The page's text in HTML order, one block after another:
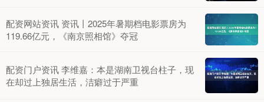
配资网站资讯 资讯丨2025年暑期档电影票房为
119.66亿元，《南京照相馆》夺冠
配资门户资讯 李维嘉：本是湖南卫视台柱子，现
在却过上独居生活，洁癖过于严重